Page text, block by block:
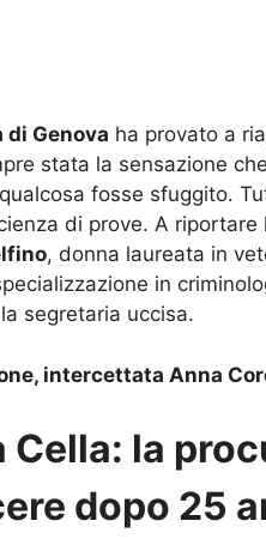
di Genova ha provato a
stata la sensazione
fosse sfuggito.
di prove. A riportare
, donna laureata in
in
segretaria uccisa.
intercettata Anna
Cella: la
dopo 25